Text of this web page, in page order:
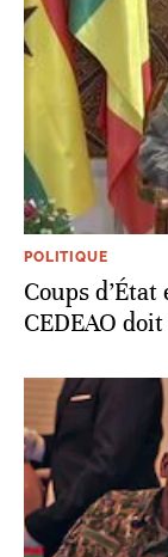
POLITIQUE
Coups
CEDEAO